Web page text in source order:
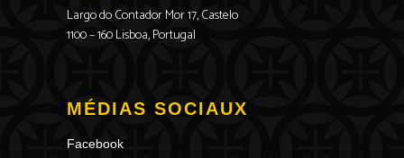
Largo do Contador Mor 17, Castelo
1100 – 160 Lisboa, Portugal
MÉDIAS SOCIAUX
Facebook